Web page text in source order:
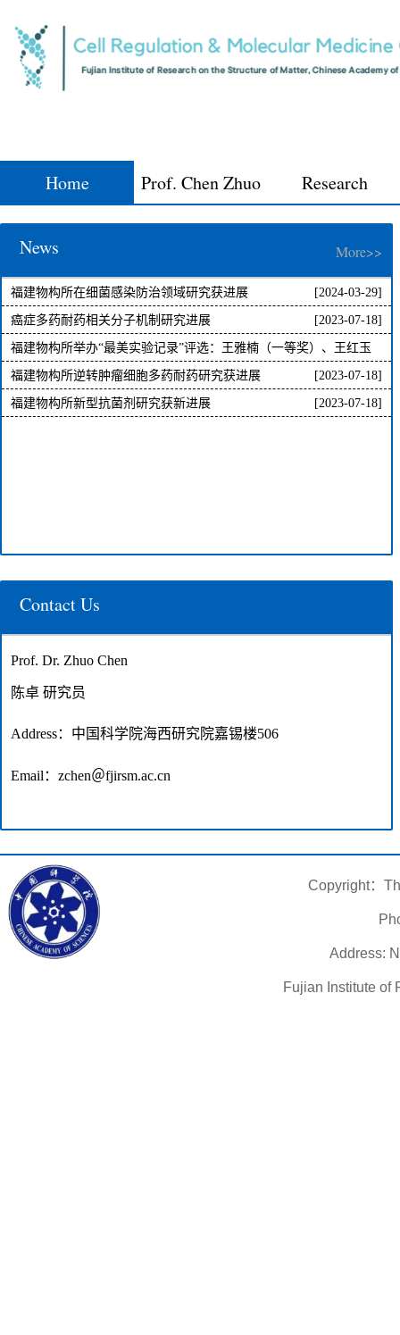
Home Prof. Chen Zhuo Research
News More>>
福建物构所在细菌感染防治领域研究获进展 [2024-03-29]
癌症多药耐药相关分子机制研究进展 [2023-07-18]
福建物构所举办“最美实验记录”评选：王雅楠（一等奖）、王红玉
（三等奖） [2023-07-18]
福建物构所逆转肿瘤细胞多药耐药研究获进展 [2023-07-18]
福建物构所新型抗菌剂研究获新进展 [2023-07-18]
Contact Us
Prof. Dr. Zhuo Chen
陈卓 研究员
Address：中国科学院海西研究院嘉锡楼506
Email ： zchen＠fjirsm.ac.cn
Copyright：
Address:
Fujian Institute of